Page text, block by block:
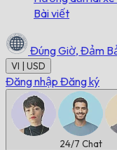
Bài viết
Đúng Giờ, Đảm
VI | USD
Đăng nhập Đăng ký
24/7 Chat